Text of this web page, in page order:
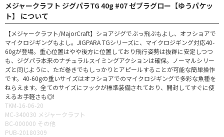
メジャークラフト ジグパラTG 40g #07 ゼブラグロー【ゆうパケッ
ト】 について
【メジャークラフト/MajorCraft】ショアジグでぶっ飛ぶもよし、オフショアで
マイクロジギングもよし。JIGPARA TGシリーズに、マイクロジギング対応40-
60gが登場。重心位置はやや後方に位置しており飛行姿勢は抜群に安定しつつ
も、ジグパラ本来のナチュラルスイミングアクションは確保。ノーマルシリー
ズと同じように、ただ巻きでもしっかりとアピールすることが可能な簡単操作
です。40-60gの重いサイズはオフショアでのマイクロジギングで多彩な魚種を
ねらえます。全てのサイズにフックが標準装備されており、開封してすぐに使
えるお手軽さも◎!
TKM-16-06-20
MC-340030 メジャークラフト
BC-000000 その他
PUB-20180309